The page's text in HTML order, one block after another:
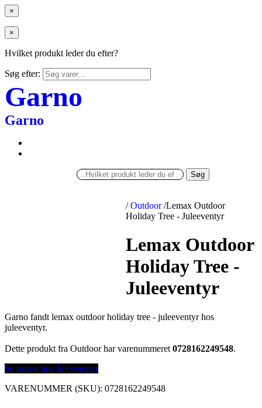
×
×
Hvilket produkt leder du efter?
Søg efter:
Garno
Garno
Søg
/ Outdoor /Lemax Outdoor
Holiday Tree - Juleeventyr
Lemax Outdoor
Holiday Tree -
Juleeventyr
Garno fandt lemax outdoor holiday tree - juleeventyr hos
juleeventyr.
Dette produkt fra Outdoor har varenummeret 0728162249548.
Se prisen hos Juleeventyr
VARENUMMER (SKU): 0728162249548